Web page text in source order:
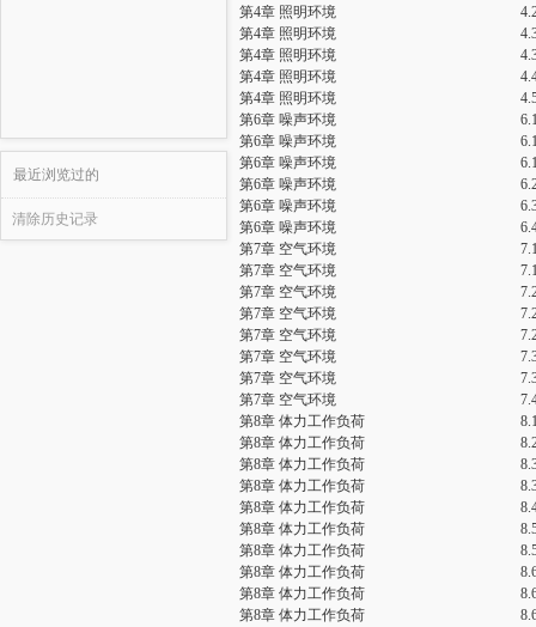
最近浏览过的
清除历史记录
第4章 照明环境
第4章 照明环境
第4章 照明环境
第4章 照明环境
第4章 照明环境
第6章 噪声环境
第6章 噪声环境
第6章 噪声环境
第6章 噪声环境
第6章 噪声环境
第6章 噪声环境
第7章 空气环境
第7章 空气环境
第7章 空气环境
第7章 空气环境
第7章 空气环境
第7章 空气环境
第7章 空气环境
第7章 空气环境
第8章 体力工作负荷
第8章 体力工作负荷
第8章 体力工作负荷
第8章 体力工作负荷
第8章 体力工作负荷
第8章 体力工作负荷
第8章 体力工作负荷
第8章 体力工作负荷
第8章 体力工作负荷
第8章 体力工作负荷